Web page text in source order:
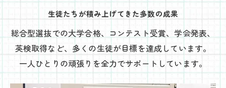
生徒たちが積み上げてきた多数の成果
総合型選抜での大学合格、コンテスト受賞、学会発表、
英検取得など、多くの生徒が目標を達成しています。
一人ひとりの頑張りを全力でサポートしています。